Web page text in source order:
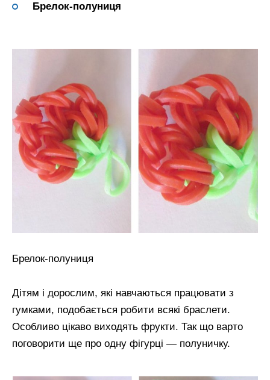
Брелок-полуниця
Брелок-полуниця
Дітям і дорослим, які навчаються працювати з
гумками, подобається робити всякі браслети.
Особливо цікаво виходять фрукти. Так що варто
поговорити ще про одну фігурці — полуничку.